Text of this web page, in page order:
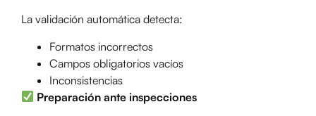
La validación automática detecta:
Formatos incorrectos
Campos obligatorios vacíos
Inconsistencias
Preparación ante inspecciones